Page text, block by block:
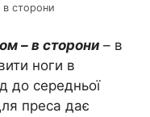
в сторони
– в сторони – в
ноги в
до середньої
преса дає